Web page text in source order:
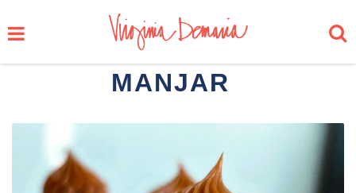
MANJAR